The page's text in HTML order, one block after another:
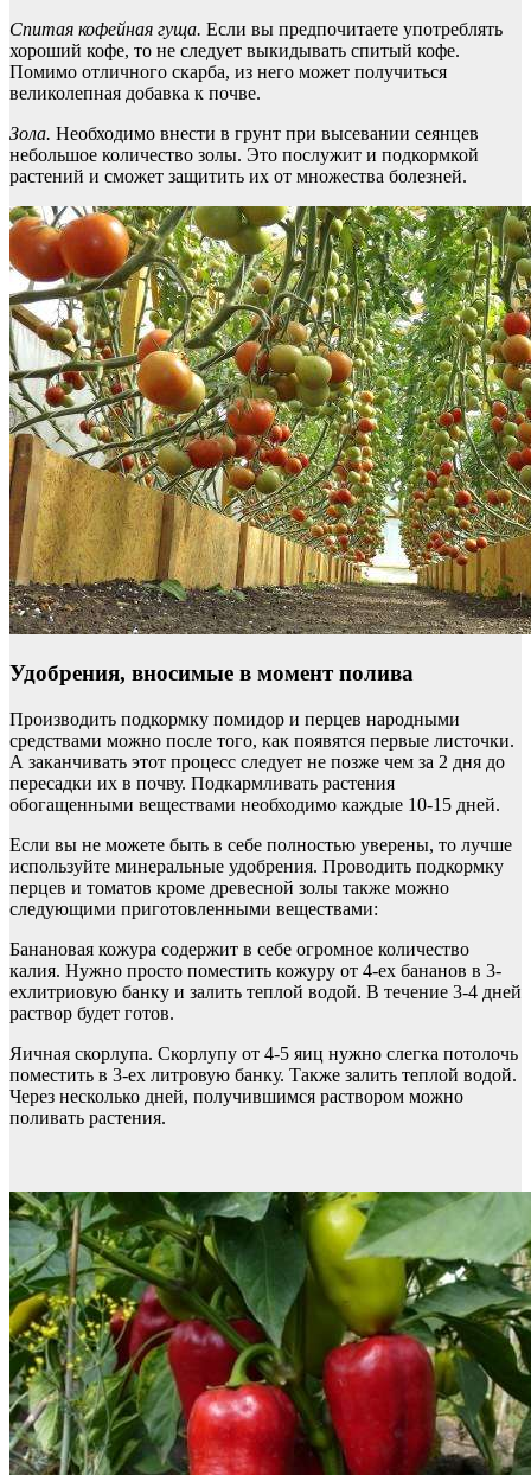
Спитая кофейная гуща. Если вы предпочитаете употреблять
хороший кофе, то не следует выкидывать спитый кофе.
Помимо отличного скарба, из него может получиться
великолепная добавка к почве.
Зола. Необходимо внести в грунт при высевании сеянцев
небольшое количество золы. Это послужит и подкормкой
растений и сможет защитить их от множества болезней.
Удобрения, вносимые в момент полива
Производить подкормку помидор и перцев народными
средствами можно после того, как появятся первые листочки.
А заканчивать этот процесс следует не позже чем за 2 дня до
пересадки их в почву. Подкармливать растения
обогащенными веществами необходимо каждые 10-15 дней.
Если вы не можете быть в себе полностью уверены, то лучше
используйте минеральные удобрения. Проводить подкормку
перцев и томатов кроме древесной золы также можно
следующими приготовленными веществами:
Банановая кожура содержит в себе огромное количество
калия. Нужно просто поместить кожуру от 4-ех бананов в 3-
ехлитриовую банку и залить теплой водой. В течение 3-4 дней
раствор будет готов.
Яичная скорлупа. Скорлупу от 4-5 яиц нужно слегка потолочь
поместить в 3-ех литровую банку. Также залить теплой водой.
Через несколько дней, получившимся раствором можно
поливать растения.